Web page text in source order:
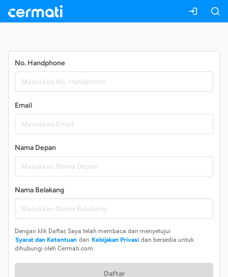
No. Handphone
Email
Nama Depan
Nama Belakang
Dengan klik Daftar, Saya telah membaca dan menyetujui
Syarat dan Ketentuan dan Kebijakan Privasi dan bersedia untuk
dihubungi oleh Cermati.com.
Daftar